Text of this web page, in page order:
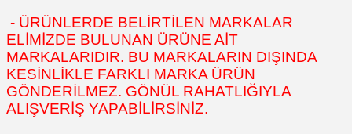
- ÜRÜNLERDE BELİRTİLEN MARKALAR
ELİMİZDE BULUNAN ÜRÜNE AİT
MARKALARIDIR. BU MARKALARIN DIŞINDA
KESİNLİKLE FARKLI MARKA ÜRÜN
GÖNDERİLMEZ. GÖNÜL RAHATLIĞIYLA
ALIŞVERİŞ YAPABİLİRSİNİZ.